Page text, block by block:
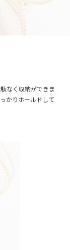
なく収納ができま
かりホールドして